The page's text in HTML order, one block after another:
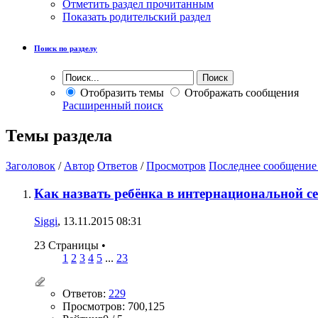
Отметить раздел прочитанным
Показать родительский раздел
Поиск по разделу
Отобразить темы
Отображать сообщения
Расширенный поиск
Темы раздела
Заголовок / Автор Ответов /Просмотров Последнее сообщение
Как назвать ребёнка в интернациональной
Siggi, 13.11.2015 08:31
23 Страницы •
1 2 3 4 5 ... 23
Ответов: 229
Просмотров: 700,125